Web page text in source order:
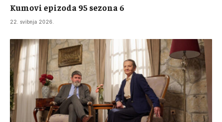
Kumovi epizoda 95 sezona 6
22. svibnja 2026.